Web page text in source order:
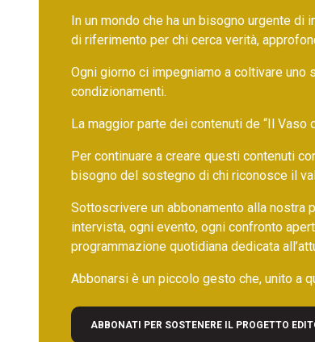
In un mondo che ha un bisogno urgente di
di riferimento per chi cerca verità,
Ogni giorno ci impegniamo a coltivare
condizionamenti.
La maggior parte dei contenuti de “Il
Per continuare a creare questi contenuti
bisogno del sostegno di chi riconosce il
Sottoscrivere un abbonamento alla
intervista, ogni evento, ogni confronto
programmazione quotidiana dedicata
Abbonarsi è un piccolo gesto che, unito a
ABBONATI PER SOSTENERE IL PROGETTO